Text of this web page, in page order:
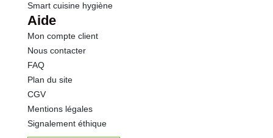
Smart cuisine hygiène
Aide
Mon compte client
Nous contacter
FAQ
Plan du site
CGV
Mentions légales
Signalement éthique